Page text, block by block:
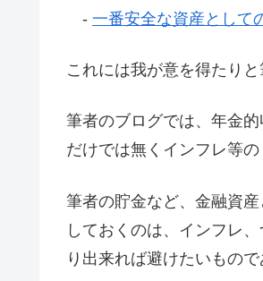
- 一番安全な資産として
これには我が意を得たりと
筆者のブログでは、年金
だけでは無くインフレ等
筆者の貯金など、金融資
しておくのは、インフレ
り出来れば避けたいもので